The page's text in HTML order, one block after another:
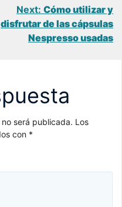
Next: Cómo utilizar y
disfrutar de las cápsulas
Nespresso usadas
será publicada. Los
con *